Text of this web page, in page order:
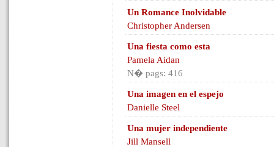
Un Romance Inolvidable
Christopher Andersen
Una fiesta como esta
Pamela Aidan
N� pags: 416
Una imagen en el espejo
Danielle Steel
Una mujer independiente
Jill Mansell